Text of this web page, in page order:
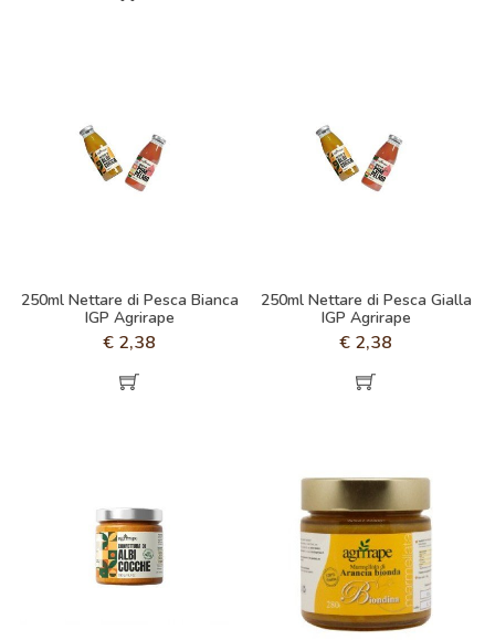
250ml Nettare di Pesca Bianca
IGP Agrirape
€ 2,38
250ml Nettare di Pesca Gialla
IGP Agrirape
€ 2,38